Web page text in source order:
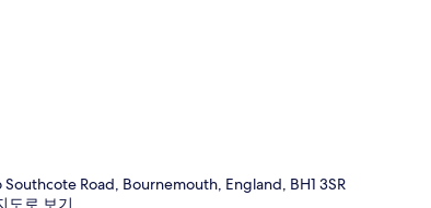
Southcote Road, Bournemouth, England, BH1 3SR
도로 보기